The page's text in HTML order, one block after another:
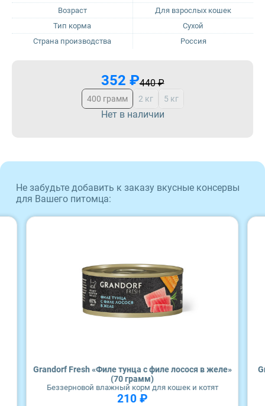
Royal Canin
Wonderfur
352 ₽440 ₽
400 грамм 2 кг 5 кг
Нет в наличии
Возраст
Для взрослых кошек
Тип корма
Сухой
Страна производства
Россия
Не забудьте добавить к заказу вкусные консервы
для Вашего питомца:
Grandorf Fresh «Филе тунца с филе лосося в желе»
(70 грамм)
Беззерновой влажный корм для кошек и котят
210 ₽